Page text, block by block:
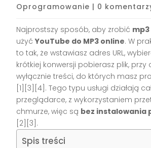
Oprogramowanie | 0
Najprostszy sposób, aby zrobić mp3
użyćYouTube do MP3 online. W
to tak, że wstawiasz adres URL,
krótkiej konwersji pobierasz plik,
wyłącznie treści, do których masz
[1][3][4]. Tego typu usługi działają
przeglądarce, z wykorzystaniem
chmurze, więc są bez instalowania
[2][3].
Spis treści